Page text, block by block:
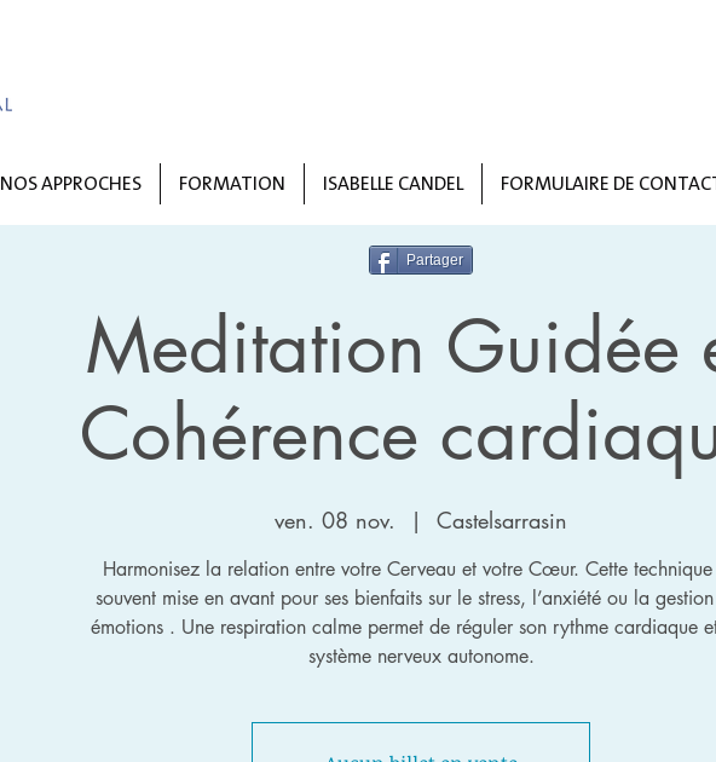
NOS APPROCHES FORMATION ISABELLE CANDEL FORMULAIRE DE
Meditation Guidée
Cohérence
ven. 08 nov.
  |
Castelsarrasin
Harmonisez la relation entre votre Cerveau et votre Cœur. Cette technique
souvent mise en avant pour ses bienfaits sur le stress, l’anxiété ou la
émotions . Une respiration calme permet de réguler son rythme cardiaque
système nerveux autonome.
Partager